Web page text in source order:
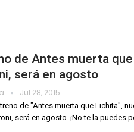
de Antes muerta
será en agosto
Jul 28, 2015
de "Antes muerta que Lichita",
será en agosto. ¡No te la puedes